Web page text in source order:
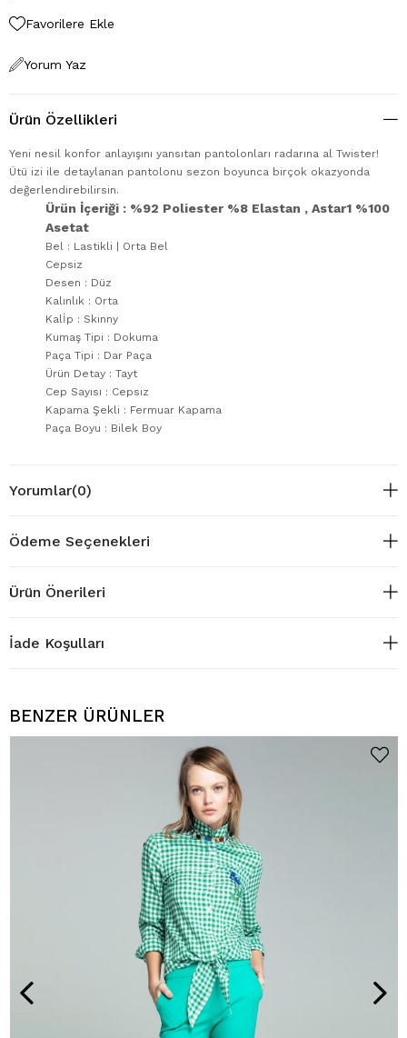
Favorilere Ekle
Yorum Yaz
Ürün Özellikleri
Yeni nesil konfor anlayışını yansıtan pantolonları radarına al Twister!
Ütü izi ile detaylanan pantolonu sezon boyunca birçok okazyonda
değerlendirebilirsin.
Ürün İçeriği : %92 Poliester %8 Elastan , Astar1 %100
Asetat
Bel : Lastikli | Orta Bel
Cepsiz
Desen : Düz
Kalınlık : Orta
Kalİp : Skinny
Kumaş Tipi : Dokuma
Paça Tipi : Dar Paça
Ürün Detay : Tayt
Cep Sayısı : Cepsiz
Kapama Şekli : Fermuar Kapama
Paça Boyu : Bilek Boy
Yorumlar(0)
Ödeme Seçenekleri
Ürün Önerileri
İade Koşulları
BENZER ÜRÜNLER